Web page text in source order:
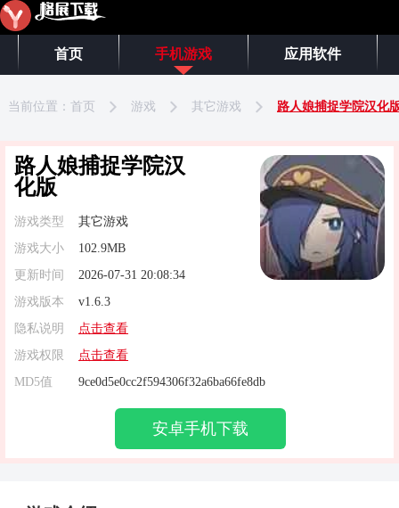
首页 手机游戏 应用软件
当前位置： 首页 游戏 其它游戏 路人娘捕捉学院汉化
路人娘捕捉学院汉
化版
游戏类型
其它游戏
游戏大小
102.9MB
更新时间
2026-07-31 20:08:34
游戏版本
v1.6.3
隐私说明
点击查看
游戏权限
点击查看
MD5值
9ce0d5e0cc2f594306f32a6ba66fe8db
安卓手机下载